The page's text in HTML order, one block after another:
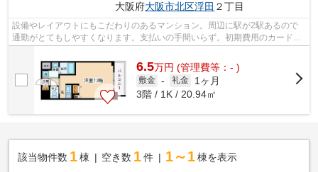
大阪府大阪市北区浮田 ２丁目
設備やレイアウトにもこだわりのあるマンション。周辺に駅が2駅あるので
通勤がとてもしやすくなります。支払いの手間いらず。初期費用のカード決
6.5万円 (管理費等：- )
敷金 - 礼金
1ヶ月
3階 / 1K / 20.94㎡
該当物件数 1棟 空き数 1 件 1～1 棟を表示